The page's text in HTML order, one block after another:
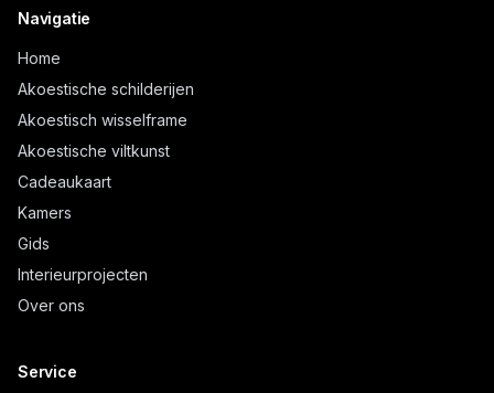
Navigatie
Home
Akoestische schilderijen
Akoestisch wisselframe
Akoestische viltkunst
Cadeaukaart
Kamers
Gids
Interieurprojecten
Over ons
Service